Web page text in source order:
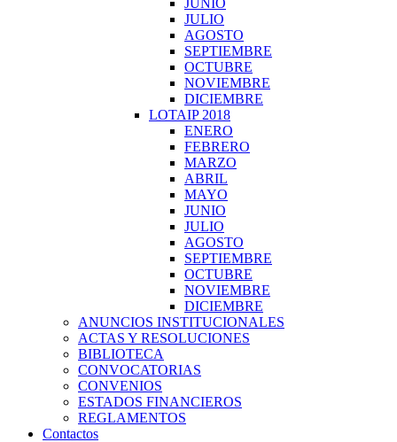
JUNIO
JULIO
AGOSTO
SEPTIEMBRE
OCTUBRE
NOVIEMBRE
DICIEMBRE
LOTAIP 2018
ENERO
FEBRERO
MARZO
ABRIL
MAYO
JUNIO
JULIO
AGOSTO
SEPTIEMBRE
OCTUBRE
NOVIEMBRE
DICIEMBRE
ANUNCIOS INSTITUCIONALES
ACTAS Y RESOLUCIONES
BIBLIOTECA
CONVOCATORIAS
CONVENIOS
ESTADOS FINANCIEROS
REGLAMENTOS
Contactos